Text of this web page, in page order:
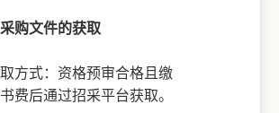
购文件的获取
方式：资格预审合格且缴
费后通过招采平台获取。